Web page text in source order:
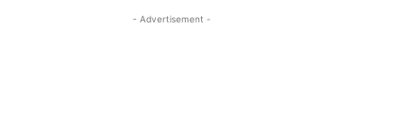
- Advertisement -